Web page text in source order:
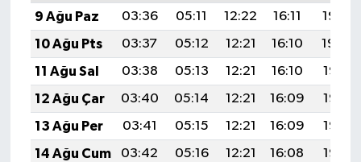
9 Ağu Paz
03:36 05:11 12:22 16:11
19:22
10 Ağu Pts
03:37 05:12 12:21 16:10
19:20
11 Ağu Sal
03:38 05:13 12:21 16:10
19:19
12 Ağu Çar
03:40 05:14 12:21 16:09
19:18
13 Ağu Per
03:41 05:15 12:21 16:09
19:17
14 Ağu Cum
03:42 05:16 12:21 16:08
19:15